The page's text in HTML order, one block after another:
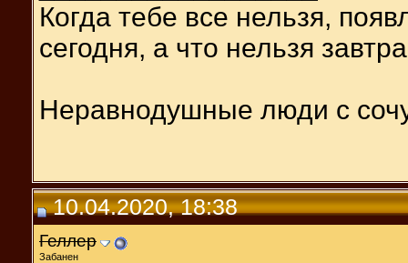
Когда тебе все нельзя,
сегодня, а что нельзя
Неравнодушные люди с
10.04.2020, 18:38
Геллер
Забанен